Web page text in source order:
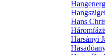
Hans
Harsányi